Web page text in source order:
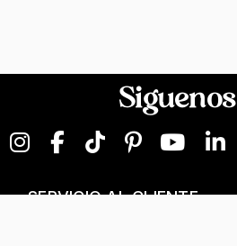
Siguenos
SERVICIO AL CLIENTE